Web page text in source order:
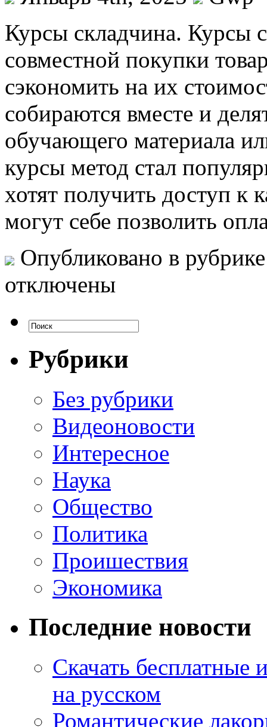
Курсы склaдчинa. Курсы
совместной покупки
сэкономить на их
собираются вместе и
обучающего материала
курсы метод стал
хотят получить доступ к
могут себе позволить
Опубликовано в
отключены
Рубрики
Без рубрики
Видеоновости
Интересное
Наука
Общество
Политика
Проишествия
Экономика
Последние новости
Скачать
на русском
Романтические